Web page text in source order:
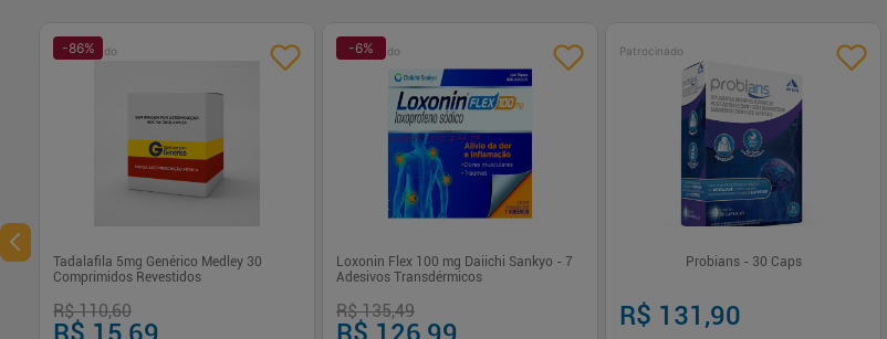
Patrocinado
-86%
Tadalafila 5mg Genérico Medley 30
Comprimidos Revestidos
R$ 110,60
Patrocinado
-6%
Loxonin Flex 100 mg Daiichi Sankyo - 7
Adesivos Transdérmicos
R$ 135,49
Patrocinado
Probians - 30 Caps
R$ 131,90